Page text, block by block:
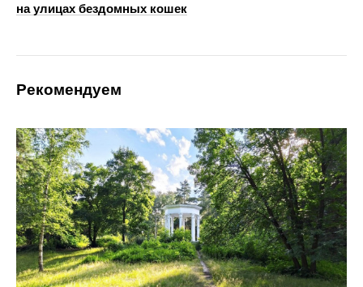
на улицах бездомных кошек
Рекомендуем